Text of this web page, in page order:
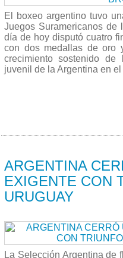
El boxeo argentino tuvo
Juegos Suramericanos de
día de hoy disputó cuatro
con dos medallas de oro
crecimiento sostenido
juvenil de la Argentina en
ARGENTINA
EXIGENTE CON
URUGUAY
La Selección Argentina de